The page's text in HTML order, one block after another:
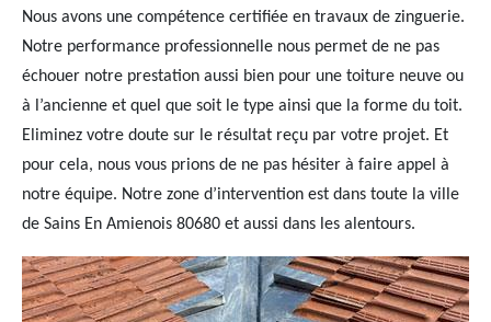
Nous avons une compétence certifiée en travaux de zinguerie.
Notre performance professionnelle nous permet de ne pas
échouer notre prestation aussi bien pour une toiture neuve ou
à l’ancienne et quel que soit le type ainsi que la forme du toit.
Eliminez votre doute sur le résultat reçu par votre projet. Et
pour cela, nous vous prions de ne pas hésiter à faire appel à
notre équipe. Notre zone d’intervention est dans toute la ville
de Sains En Amienois 80680 et aussi dans les alentours.